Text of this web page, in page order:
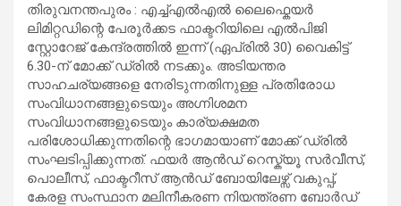
തിരുവനന്തപുരം : എച്ച്എൽഎൽ ലൈഫ്കെയർ
ലിമിറ്റഡിന്റെ പേരൂർക്കട ഫാക്ടറിയിലെ എൽപിജി
സ്റ്റോറേജ് കേന്ദ്രത്തിൽ ഇന്ന് (ഏപ്രിൽ 30) വൈകിട്ട്
6.30-ന് മോക്ക് ഡ്രിൽ നടക്കും. അടിയന്തര
സാഹചര്യങ്ങളെ നേരിടുന്നതിനുള്ള പ്രതിരോധ
സംവിധാനങ്ങളുടെയും അഗ്നിശമന
സംവിധാനങ്ങളുടെയും കാര്യക്ഷമത
പരിശോധിക്കുന്നതിന്റെ ഭാഗമായാണ് മോക്ക് ഡ്രിൽ
സംഘടിപ്പിക്കുന്നത്. ഫയർ ആൻഡ് റെസ്ക്യൂ സർവീസ്,
പൊലീസ്, ഫാക്ടറീസ് ആൻഡ് ബോയിലേഴ്സ് വകുപ്പ്,
കേരള സംസ്ഥാന മലിനീകരണ നിയന്ത്രണ ബോർഡ്